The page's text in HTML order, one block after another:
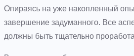
Опираясь на уже накопленный
завершение задуманного. Все
должны быть тщательно